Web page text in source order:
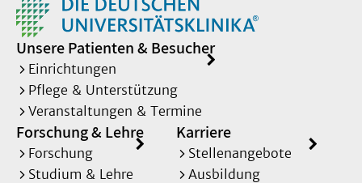
Unsere Patienten & Besucher
Einrichtungen
Pflege & Unterstützung
Veranstaltungen & Termine
Forschung & Lehre
Forschung
Studium & Lehre
Karriere
Stellenangebote
Ausbildung